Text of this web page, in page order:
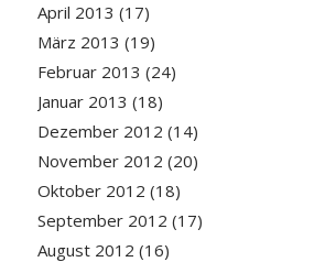
April 2013 (17)
März 2013 (19)
Februar 2013 (24)
Januar 2013 (18)
Dezember 2012 (14)
November 2012 (20)
Oktober 2012 (18)
September 2012 (17)
August 2012 (16)